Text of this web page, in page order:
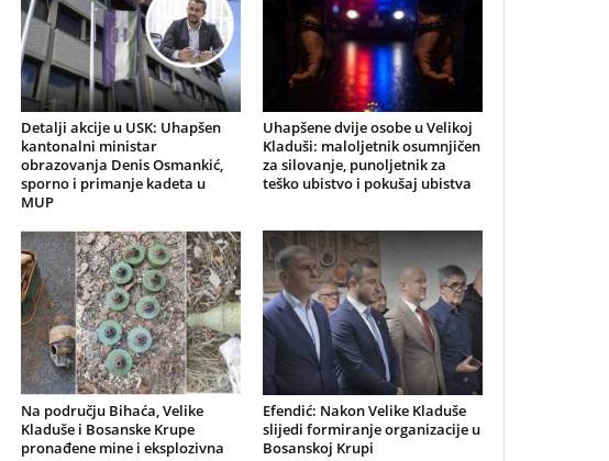
Detalji akcije u USK: Uhapšen
kantonalni ministar
obrazovanja Denis Osmankić,
sporno i primanje kadeta u
MUP
Uhapšene dvije osobe u Velikoj
Kladuši: maloljetnik osumnjičen
za silovanje, punoljetnik za
teško ubistvo i pokušaj ubistva
Na području Bihaća, Velike
Kladuše i Bosanske Krupe
pronađene mine i eksplozivna
Efendić: Nakon Velike Kladuše
slijedi formiranje organizacije u
Bosanskoj Krupi